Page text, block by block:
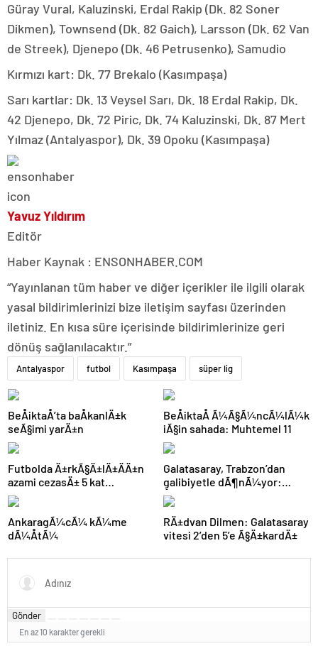
Güray Vural, Kaluzinski, Erdal Rakip (Dk. 82 Soner
Dikmen), Townsend (Dk. 82 Gaich), Larsson (Dk. 62 Van
de Streek), Djenepo (Dk. 46 Petrusenko), Samudio
Kırmızı kart: Dk. 77 Brekalo (Kasımpaşa)
Sarı kartlar: Dk. 13 Veysel Sarı, Dk. 18 Erdal Rakip, Dk.
42 Djenepo, Dk. 72 Piric, Dk. 74 Kaluzinski, Dk. 87 Mert
Yılmaz (Antalyaspor), Dk. 39 Opoku (Kasımpaşa)
Yavuz Yıldırım
Editör
Haber Kaynak : ENSONHABER.COM
“Yayınlanan tüm haber ve diğer içerikler ile ilgili olarak
yasal bildirimlerinizi bize iletişim sayfası üzerinden
iletiniz. En kısa süre içerisinde bildirimlerinize geri
dönüş sağlanılacaktır.”
Antalyaspor futbol Kasımpaşa süper lig
BeÅiktaÅ’ta baÅkanlÄ±k
seÃ§imi yarÄ±n
BeÅiktaÅ Ã¼Ã§Ã¼ncÃ¼lÃ¼k
iÃ§in sahada: Muhtemel 11
Futbolda Ä±rkÃ§Ä±lÄ±ÄÄ±n
azami cezasÄ± 5 kat
arttÄ±rÄ±ldÄ±
Galatasaray, Trabzon’dan
galibiyetle dÃ¶nÃ¼yor:
ÅampiyonluÄa 1 puan kaldÄ±!
AnkaragÃ¼cÃ¼ kÃ¼me
dÃ¼ÅtÃ¼
RÄ±dvan Dilmen: Galatasaray
vitesi 2’den 5’e Ã§Ä±kardÄ±
Gönder
En az 10 karakter gerekli